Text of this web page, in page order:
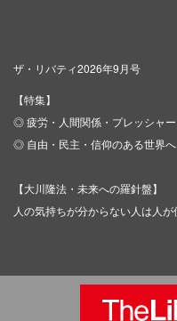
ザ・リバティ2026年9月号
【特集】
◎ 疲労・人間関係・プレッシャ
◎ 自由・民主・信仰のある世界へ
【大川隆法・未来への羅針盤】
人の気持ちが分からない人は人